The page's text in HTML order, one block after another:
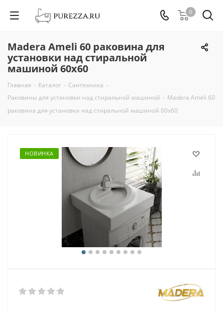
0
Madera Ameli 60 раковина для
установки над стиральной
машиной 60х60
Главная - Каталог - Сантехника -
Раковины для установки над стиральной машиной - Madera Ameli 60
раковина для установки над стиральной машиной 60х60
НОВИНКА